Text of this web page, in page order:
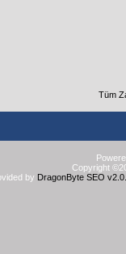
Tüm
Copyright
by DragonByte SEO